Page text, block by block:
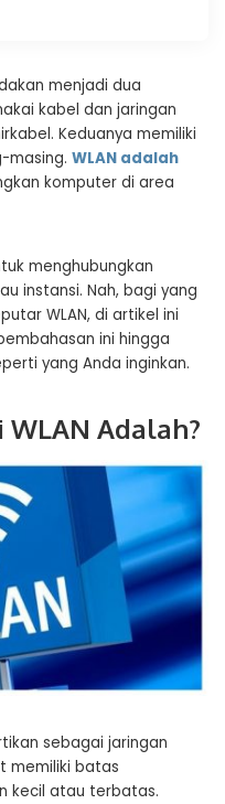
menjadi dua
kabel dan jaringan
Keduanya memiliki
masing. WLAN adalah
komputer di area
menghubungkan
instansi. Nah, bagi yang
WLAN, di artikel ini
ini hingga
yang Anda inginkan.
Adalah?
sebagai jaringan
memiliki batas
kecil atau terbatas.